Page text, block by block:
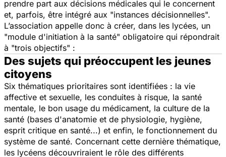
prendre part aux décisions médicales qui le concernent
et, parfois, être intégré aux "instances décisionnelles".
L’association appelle donc à créer, dans les lycées, un
"module d'initiation à la santé" obligatoire qui répondrait
à "trois objectifs" :
Des sujets qui préoccupent les jeunes
citoyens
Six thématiques prioritaires sont identifiées : la vie
affective et sexuelle, les conduites à risque, la santé
mentale, le bon usage du médicament, la culture de la
santé (bases d'anatomie et de physiologie, hygiène,
esprit critique en santé...) et enfin, le fonctionnement du
système de santé. Concernant cette dernière thématique,
les lycéens découvriraient le rôle des différents